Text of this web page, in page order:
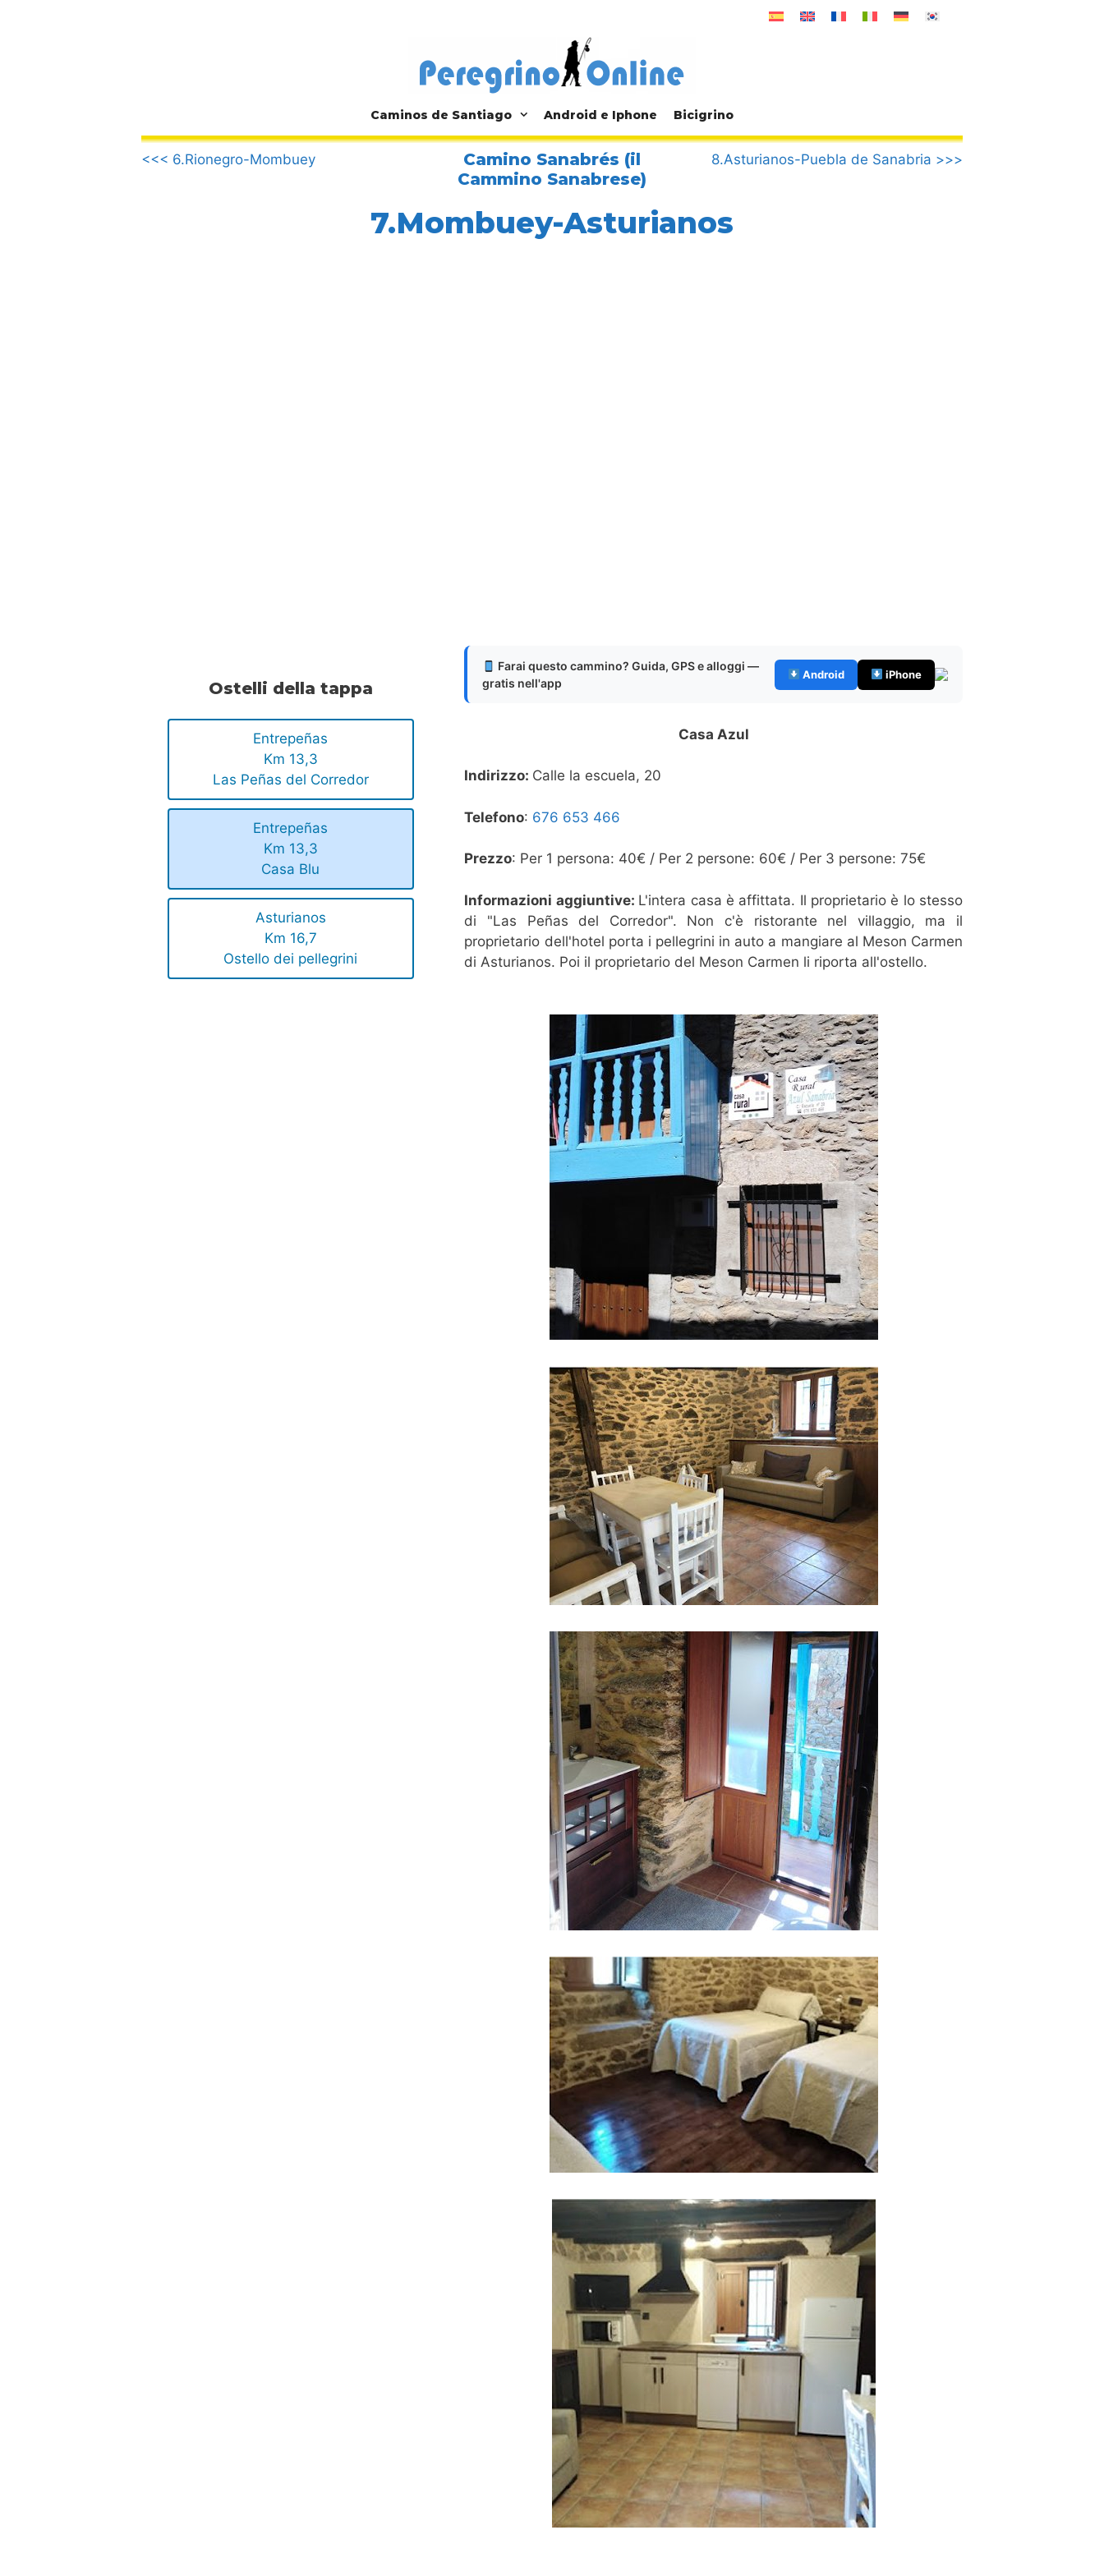
Caminos de Santiago Android e Iphone Bicigrino
.
<<< 6.Rionegro-Mombuey
Camino Sanabrés (il
Cammino Sanabrese)
8.Asturianos-Puebla de Sanabria >>>
7.Mombuey-Asturianos
Ostelli della tappa
Entrepeñas
Km 13,3
Las Peñas del Corredor
Entrepeñas
Km 13,3
Casa Blu
Asturianos
Km 16,7
Ostello dei pellegrini
Farai questo cammino? Guida, GPS e alloggi —
gratis nell'app
Android iPhone
Casa Azul
Indirizzo: Calle la escuela, 20
Telefono: 676 653 466
Prezzo: Per 1 persona: 40€ / Per 2 persone: 60€ / Per 3 persone: 75€
Informazioni aggiuntive: L'intera casa è affittata. Il proprietario è lo stesso
di "Las Peñas del Corredor". Non c'è ristorante nel villaggio, ma il
proprietario dell'hotel porta i pellegrini in auto a mangiare al Meson Carmen
di Asturianos. Poi il proprietario del Meson Carmen li riporta all'ostello.